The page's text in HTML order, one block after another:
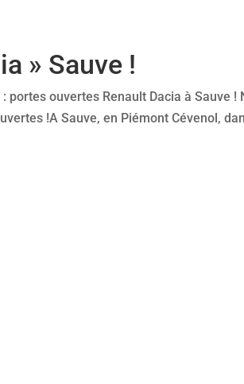
» Sauve !
ouvertes Renault Dacia à Sauve !
!A Sauve, en Piémont Cévenol,